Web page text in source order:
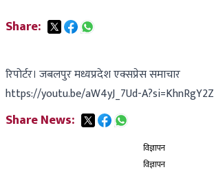
Share:
रिपोर्टर। जबलपुर मध्यप्रदेश एक्सप्रेस समाचार
https://youtu.be/aW4yJ_7Ud-
Share News:
विज्ञापन
विज्ञापन